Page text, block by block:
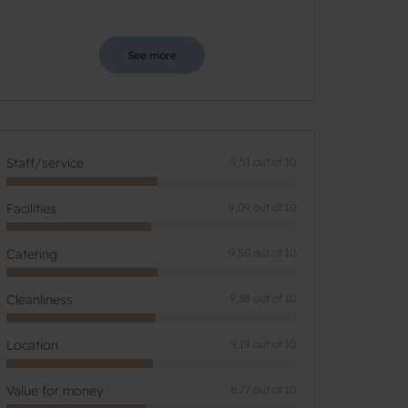
See more
Staff/service 9,51 out of 10
Facilities 9,09 out of 10
Catering 9,50 out of 10
Cleanliness 9,38 out of 10
Location 9,19 out of 10
Value for money 8,77 out of 10